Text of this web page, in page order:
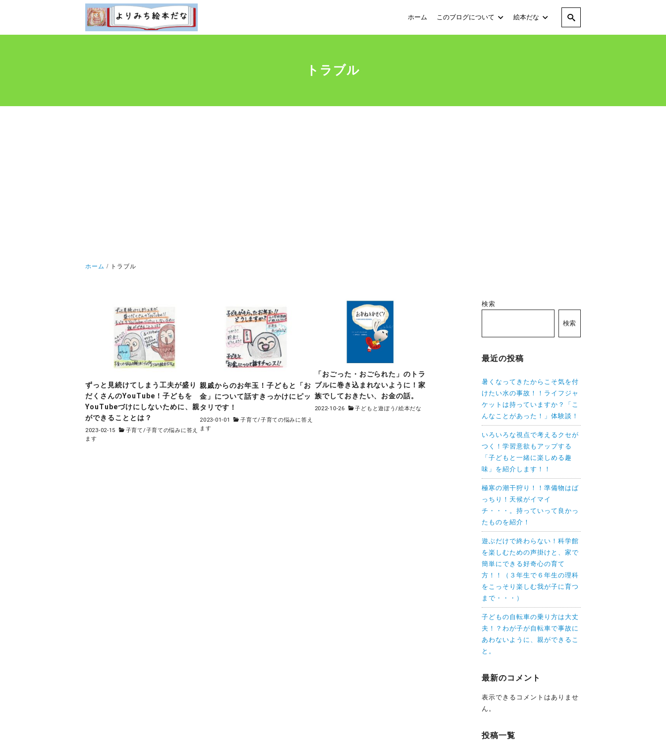
ホーム このブログについて 絵本だな
トラブル
ホーム トラブル
ずっと見続けてしまう工夫が盛り
だくさんのYouTube！子どもを
YouTubeづけにしないために、親
ができることとは？
2023-02-15 子育て/子育ての悩みに答え
ます
親戚からのお年玉！子どもと「お
金」について話すきっかけにピッ
タリです！
2023-01-01 子育て/子育ての悩みに答え
ます
「おごった・おごられた」のトラ
ブルに巻き込まれないように！家
族でしておきたい、お金の話。
2022-10-26 子どもと遊ぼう/絵本だな
検索
検索
最近の投稿
暑くなってきたからこそ気を付
けたい水の事故！！ライフジャ
ケットは持っていますか？「こ
んなことがあった！」体験談！
いろいろな視点で考えるクセが
つく！学習意欲もアップする
「子どもと一緒に楽しめる趣
味」を紹介します！！
極寒の潮干狩り！！準備物はば
っちり！天候がイマイ
チ・・・。持っていって良かっ
たものを紹介！
遊ぶだけで終わらない！科学館
を楽しむための声掛けと、家で
簡単にできる好奇心の育て
方！！（３年生で６年生の理科
をこっそり楽しむ我が子に育つ
まで・・・）
子どもの自転車の乗り方は大丈
夫！？わが子が自転車で事故に
あわないように、親ができるこ
と。
最新のコメント
表示できるコメントはありませ
ん。
投稿一覧